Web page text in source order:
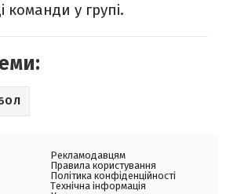
у групі.
Рекламодавцям
Правила користування
Політика конфіденційності
Технічна інформація